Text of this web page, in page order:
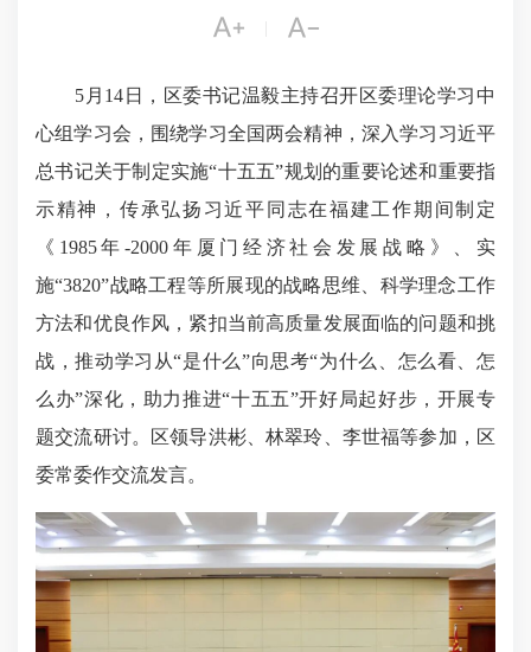
 
5月14日，区委书记温毅主持召开区委理论学习中
心组学习会，围绕学习全国两会精神，深入学习习近平
总书记关于制定实施“十五五”规划的重要论述和重要指
示精神 ，传承弘扬习近平同志在福建工作期间制定
《1985年-2000年厦门经济社会发展战略》、实
施“3820”战略工程等所展现的战略思维、科学理念工作
方法和优良作风，紧扣当前高质量发展面临的问题和挑
战，推动学习从“是什么”向思考“为什么、怎么看、怎
么办”深化，助力推进“十五五”开好局起好步，开展专
题交流研讨。区领导洪彬、林翠玲、李世福等参加，区
委常委作交流发言。